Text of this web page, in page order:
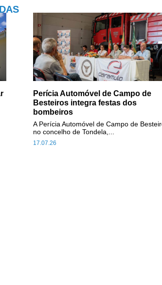
Perícia Automóvel de Campo de
Besteiros integra festas dos
bombeiros
17.07.26
A Perícia Automóvel de Campo de
no concelho de Tondela,...